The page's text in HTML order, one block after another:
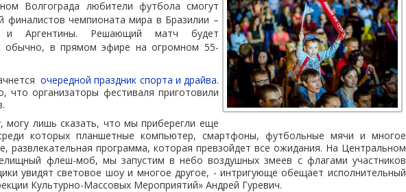
Волгограда любители футбола смогут
финалистов чемпионата мира в Бразилии –
и Аргентины. Решающий матч будет
обычно, в прямом эфире на огромном 55-
очередной праздник спорта и драйва.
что организаторы фестиваля приготовили
могу лишь сказать, что мы приберегли еще
которых планшетные компьютер, смартфоны, футбольные мячи и многое
развлекательная программа, которая превзойдет все ожидания. На Центральном
флеш-моб, мы запустим в небо воздушных змеев с флагами участников
увидят световое шоу и многое другое, - интригующе обещает исполнительный
Культурно-Массовых Мероприятий» Андрей Гуревич.